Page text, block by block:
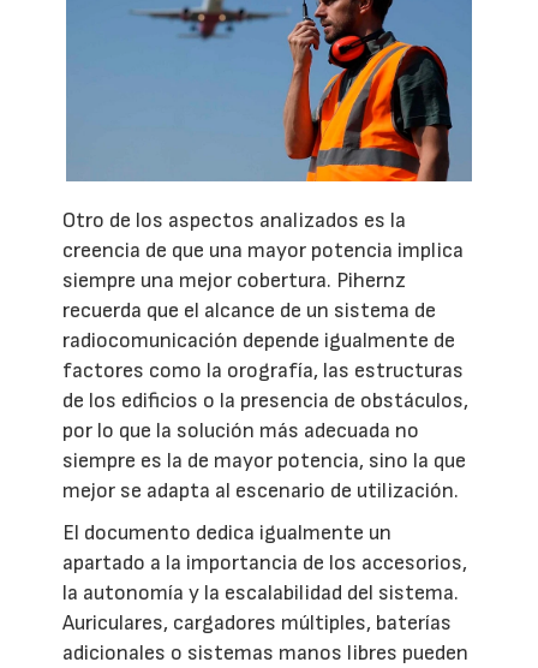
Otro de los aspectos analizados es la
creencia de que una mayor potencia implica
siempre una mejor cobertura. Pihernz
recuerda que el alcance de un sistema de
radiocomunicación depende igualmente de
factores como la orografía, las estructuras
de los edificios o la presencia de obstáculos,
por lo que la solución más adecuada no
siempre es la de mayor potencia, sino la que
mejor se adapta al escenario de utilización.
El documento dedica igualmente un
apartado a la importancia de los accesorios,
la autonomía y la escalabilidad del sistema.
Auriculares, cargadores múltiples, baterías
adicionales o sistemas manos libres pueden